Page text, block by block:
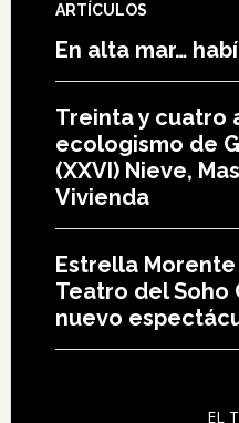
ARTÍCULOS
En alta mar…
Treinta y cuatro
ecologismo de
(XXVI) Nieve,
Vivienda
Estrella
Teatro del Soho
nuevo
EL